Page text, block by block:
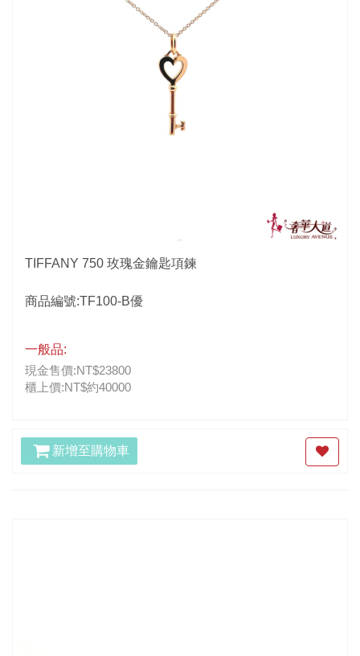
TIFFANY 750 玫瑰金鑰匙項鍊
商品編號:TF100-B優
一般品:
現金售價:NT$23800
櫃上價:NT$約40000
新增至購物車